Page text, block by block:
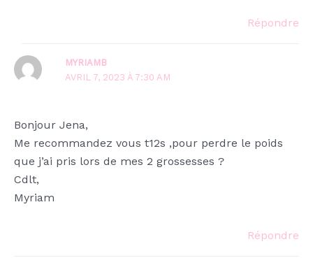
Répondre
MYRIAMB
AVRIL 7, 2023 À 7:30 AM
Bonjour Jena,
Me recommandez vous t12s ,pour perdre le poids
que j’ai pris lors de mes 2 grossesses ?
Cdlt,
Myriam
Répondre